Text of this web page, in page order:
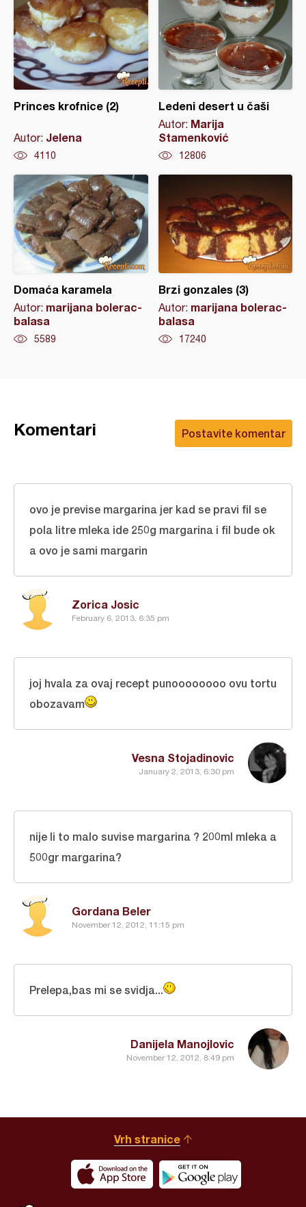
Princes krofnice (2)
Autor: Jelena
4110
Ledeni desert u čaši
Autor: Marija
Stamenković
12806
Domaća karamela
Autor: marijana bolerac-
balasa
5589
Brzi gonzales (3)
Autor: marijana bolerac-
balasa
17240
Postavite komentar
Komentari
Zorica Josic
February 6, 2013, 6:35 pm
ovo je previse margarina jer kad se pravi fil se
pola litre mleka ide 250g margarina i fil bude ok
a ovo je sami margarin
Vesna Stojadinovic
January 2, 2013, 6:30 pm
joj hvala za ovaj recept punoooooooo ovu tortu
obozavam
Gordana Beler
November 12, 2012, 11:15 pm
nije li to malo suvise margarina ? 200ml mleka a
500gr margarina?
Danijela Manojlovic
November 12, 2012, 8:49 pm
Prelepa,bas mi se svidja...
Vrh stranice